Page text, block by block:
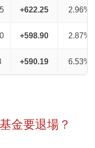
+622.25 2.96%
+598.90 2.87%
+590.19 6.53%
金要退場？